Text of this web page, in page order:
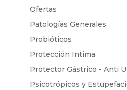
Ofertas
Patologías Generales
Probióticos
Protección Intima
Protector Gástrico - Anti
Psicotrópicos y